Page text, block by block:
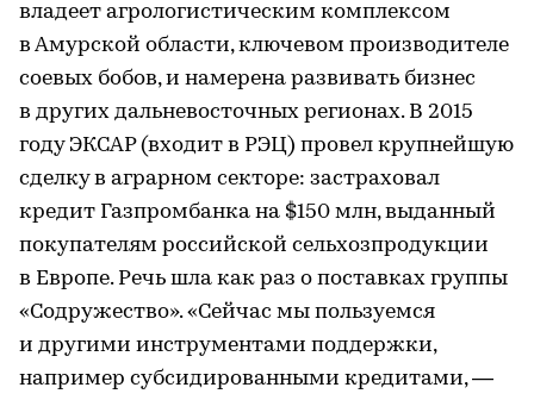
владеет агрологистическим комплексом
в Амурской области, ключевом производителе
соевых бобов, и намерена развивать бизнес
в других дальневосточных регионах. В 2015
году ЭКСАР (входит в РЭЦ) провел крупнейшую
сделку в аграрном секторе: застраховал
кредит Газпромбанка на $150 млн, выданный
покупателям российской сельхозпродукции
в Европе. Речь шла как раз о поставках группы
«Содружество». «Сейчас мы пользуемся
и другими инструментами поддержки,
например субсидированными кредитами, —